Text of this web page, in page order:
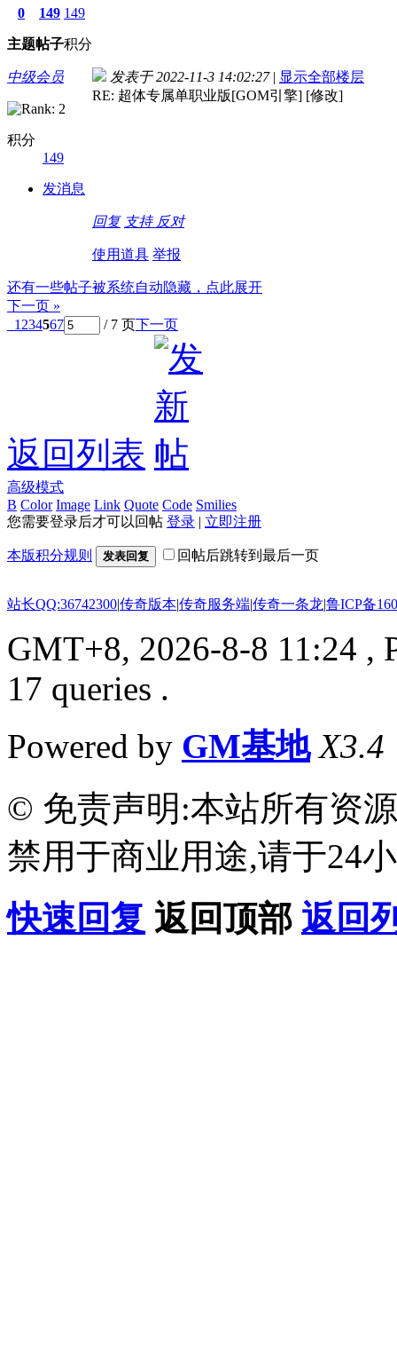
0
主题
149
帖子
149
积分
中级会员
积分
149
发消息
发表于 2022-11-3 14:02:27 | 显示全部楼层
RE: 超体专属单职业版[GOM引擎] [修改]
回复 支持 反对
使用道具 举报
还有一些帖子被系统自动隐藏，点此展开
下一页 »
1 234567 / 7 页下一页
返回列表
高级模式
B Color Image Link Quote Code Smilies
您需要登录后才可以回帖 登录 | 立即注册
本版积分规则 发表回复 回帖后跳转到最后一页
站长QQ:36742300|传奇版本|传奇服务端|传奇一条龙|鲁ICP备
GMT+8, 2026-8-8 11:24 ,
17 queries .
Powered by GM基地 X3.4
© 免责声明:本站所有资
禁用于商业用途,请于24
快速回复 返回顶部 返回